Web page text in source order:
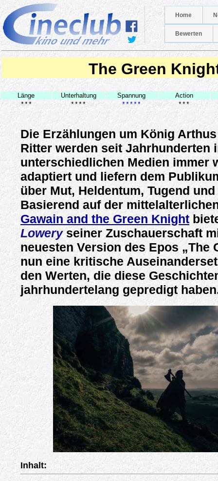
Home
Bewerten
The Green
Länge Unterhaltung Spannung
Action
***
**** ***** ***
Die Erzählungen um König
Ritter werden seit Jahrhunderten
unterschiedlichen Medien immer
adaptiert und liefern dem
über Mut, Heldentum, Tugend
Basierend auf der
Gawain and the Green Knight
Loweryseiner Zuschauerschaft
neuesten Version des Epos „The
nun eine kritische
den Werten, die diese
jahrhundertelang gepredigt
Inhalt: